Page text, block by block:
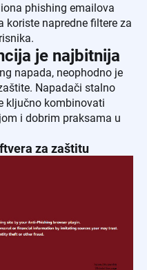
phishing emailova
koriste napredne filtere za
je najbitnija
napada, neophodno je
Napadači stalno
ključno kombinovati
i dobrim praksama u
za zaštitu